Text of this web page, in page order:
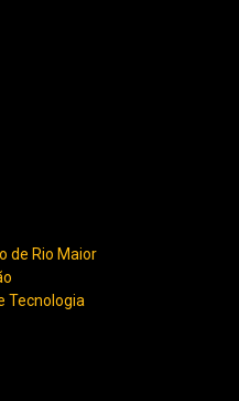
de Rio Maior
Tecnologia